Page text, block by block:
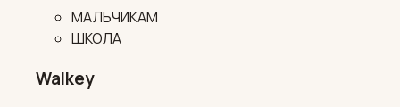
МАЛЬЧИКАМ
ШКОЛА
Walkey